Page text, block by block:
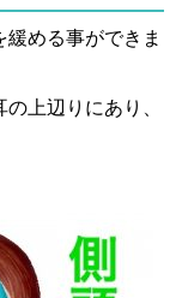
める事ができま
上辺りにあり、